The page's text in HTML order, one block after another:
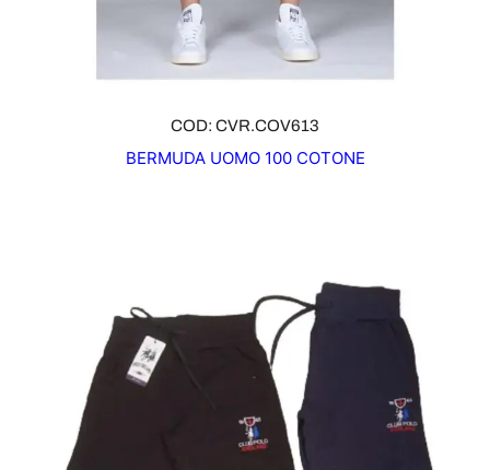
COD: CVR.COV613
BERMUDA UOMO 100 COTONE